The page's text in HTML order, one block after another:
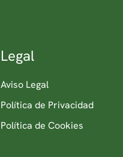
Legal
Aviso Legal
Política de Privacidad
Política de Cookies